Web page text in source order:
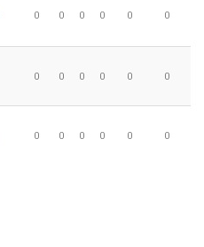
0 0 0 0 0 0
0 0 0 0 0 0
0 0 0 0 0 0